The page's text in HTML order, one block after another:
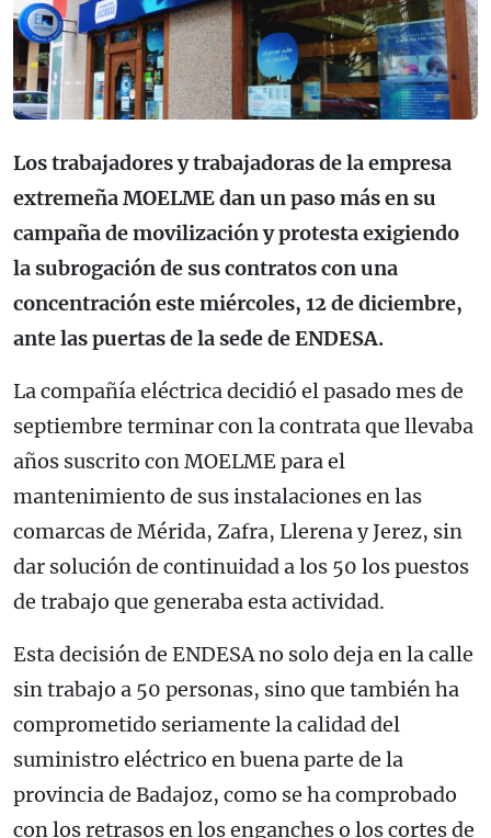
Los trabajadores y trabajadoras de la empresa
extremeña MOELME dan un paso más en su
campaña de movilización y protesta exigiendo
la subrogación de sus contratos con una
concentración este miércoles, 12 de diciembre,
ante las puertas de la sede de ENDESA.
La compañía eléctrica decidió el pasado mes de
septiembre terminar con la contrata que llevaba
años suscrito con MOELME para el
mantenimiento de sus instalaciones en las
comarcas de Mérida, Zafra, Llerena y Jerez, sin
dar solución de continuidad a los 50 los puestos
de trabajo que generaba esta actividad.
Esta decisión de ENDESA no solo deja en la calle
sin trabajo a 50 personas, sino que también ha
comprometido seriamente la calidad del
suministro eléctrico en buena parte de la
provincia de Badajoz, como se ha comprobado
con los retrasos en los enganches o los cortes de